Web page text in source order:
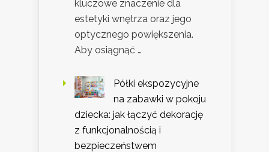
kluczowe znaczenie dla
estetyki wnętrza oraz jego
optycznego powiększenia.
Aby osiągnąć …
Półki ekspozycyjne
na zabawki w pokoju
dziecka: jak łączyć dekorację
z funkcjonalnością i
bezpieczeństwem